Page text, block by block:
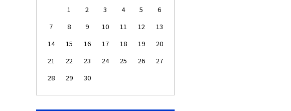
1 2 3 4 5
6
7
8 9 10 11 12
13
14
15 16 17 18 19
20
21
22 23 24 25 26
27
28
29 30